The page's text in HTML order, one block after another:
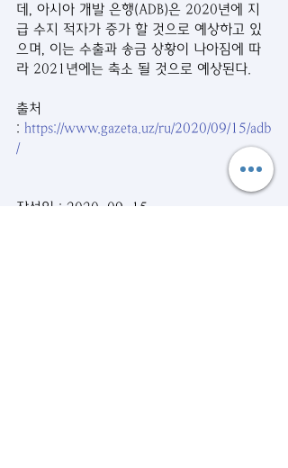
데, 아시아 개발 은행(ADB)은 2020년에 지
급 수지 적자가 증가 할 것으로 예상하고 있
으며, 이는 수출과 송금 상황이 나아짐에 따
라 2021년에는 축소 될 것으로 예상된다.
출처
: https://www.gazeta.uz/ru/2020/09/15/adb
/
작성일 : 2020. 09. 15